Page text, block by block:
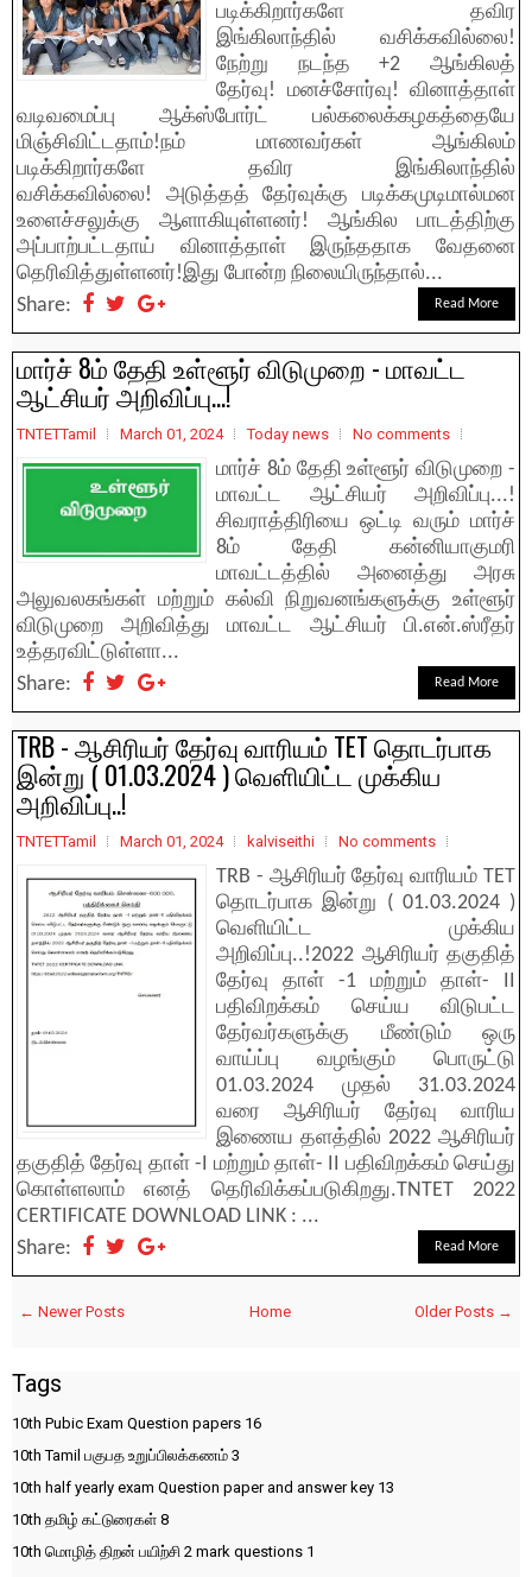
படிக்கிறார்களே தவிர
இங்கிலாந்தில் வசிக்கவில்லை!
நேற்று நடந்த +2 ஆங்கிலத்
தேர்வு! மனச்சோர்வு! வினாத்தாள்
வடிவமைப்பு ஆக்ஸ்போர்ட் பல்கலைக்கழகத்தையே
மிஞ்சிவிட்டதாம்!நம் மாணவர்கள் ஆங்கிலம்
படிக்கிறார்களே தவிர இங்கிலாந்தில்
வசிக்கவில்லை! அடுத்தத் தேர்வுக்கு படிக்கமுடிமால்மன
உளைச்சலுக்கு ஆளாகியுள்ளனர்! ஆங்கில பாடத்திற்கு
அப்பாற்பட்டதாய் வினாத்தாள் இருந்ததாக வேதனை
தெரிவித்துள்ளனர்!இது போன்ற நிலையிருந்தால்...
Share:
Read More
மார்ச் 8ம் தேதி உள்ளூர் விடுமுறை - மாவட்ட
ஆட்சியர் அறிவிப்பு...!
TNTETTamil March 01, 2024 Today news No comments
மார்ச் 8ம் தேதி உள்ளூர் விடுமுறை -
மாவட்ட ஆட்சியர் அறிவிப்பு...!
சிவராத்திரியை ஒட்டி வரும் மார்ச்
8ம் தேதி கன்னியாகுமரி
மாவட்டத்தில் அனைத்து அரசு
அலுவலகங்கள் மற்றும் கல்வி நிறுவனங்களுக்கு உள்ளூர்
விடுமுறை அறிவித்து மாவட்ட ஆட்சியர் பி.என்.ஸ்ரீதர்
உத்தரவிட்டுள்ளா...
Share:
Read More
TRB - ஆசிரியர் தேர்வு வாரியம் TET தொடர்பாக
இன்று ( 01.03.2024 ) வெளியிட்ட முக்கிய
அறிவிப்பு..!
TNTETTamil March 01, 2024 kalviseithi No comments
TRB - ஆசிரியர் தேர்வு வாரியம் TET
தொடர்பாக இன்று ( 01.03.2024 )
வெளியிட்ட முக்கிய
அறிவிப்பு..!2022 ஆசிரியர் தகுதித்
தேர்வு தாள் -1 மற்றும் தாள்- II
பதிவிறக்கம் செய்ய விடுபட்ட
தேர்வர்களுக்கு மீண்டும் ஒரு
வாய்ப்பு வழங்கும் பொருட்டு
01.03.2024 முதல் 31.03.2024
வரை ஆசிரியர் தேர்வு வாரிய
இணைய தளத்தில் 2022 ஆசிரியர்
தகுதித் தேர்வு தாள் -I மற்றும் தாள்- II பதிவிறக்கம் செய்து
கொள்ளலாம் எனத் தெரிவிக்கப்படுகிறது.TNTET 2022
CERTIFICATE DOWNLOAD LINK : ...
Share:
Read More
← Newer Posts Older Posts →
Home
Tags
10th Pubic Exam Question papers 16
10th Tamil பகுபத உறுப்பிலக்கணம் 3
10th half yearly exam Question paper and answer key 13
10th தமிழ் கட்டுரைகள் 8
10th மொழித் திறன் பயிற்சி 2 mark questions 1